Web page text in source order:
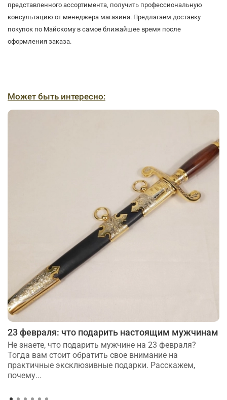
представленного ассортимента, получить профессиональную
консультацию от менеджера магазина. Предлагаем доставку
покупок по Майскому в самое ближайшее время после
оформления заказа.
Может быть интересно:
23 февраля: что подарить настоящим мужчинам
Не знаете, что подарить мужчине на 23 февраля?
Тогда вам стоит обратить свое внимание на
практичные эксклюзивные подарки. Расскажем,
почему...